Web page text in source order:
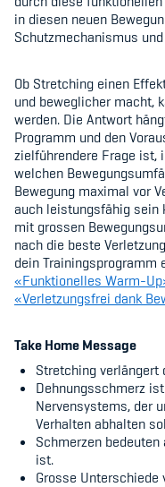
in diesen neuen
Schutzmechanismus
Ob Stretching einen
und beweglicher macht,
werden. Die Antwort
Programm und den
zielführendere Frage ist,
welchen
Bewegung maximal vor
auch leistungsfähig sein
mit grossen
nach die beste
dein Trainingsprogramm
«Funktionelles Warm-Up
«Verletzungsfrei dank
Take Home Message
Stretching verlängert
Dehnungsschmerz
Nervensystems, der
Verhalten abhalten
Schmerzen
ist.
Grosse